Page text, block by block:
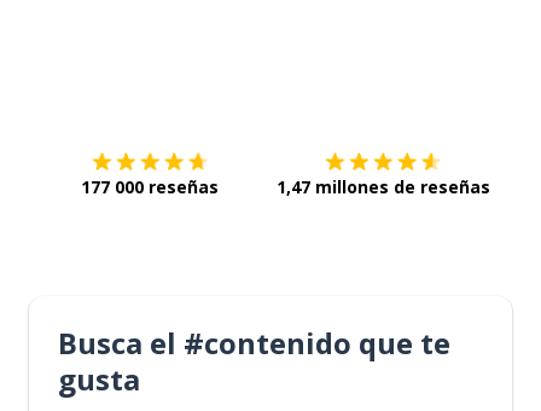
177 000 reseñas 1,47 millones de reseñas
Busca el #contenido que te
gusta